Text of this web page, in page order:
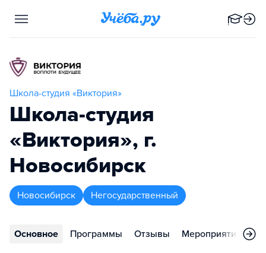
Школа-студия «Виктория»
Школа-студия
«Виктория», г.
Новосибирск
Новосибирск Негосударственный
Основное Программы Отзывы Мероприятия